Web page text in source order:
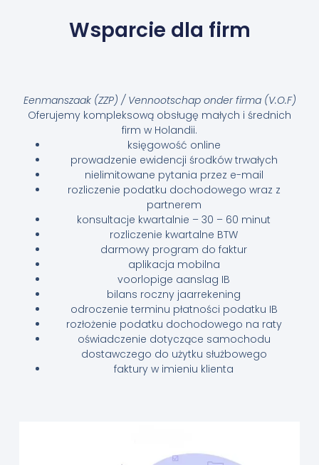
Wsparcie dla firm
Eenmanszaak (ZZP) / Vennootschap onder firma (V.O.F)
Oferujemy kompleksową obsługę małych i średnich
firm w Holandii.
księgowość online
prowadzenie ewidencji środków trwałych
nielimitowane pytania przez e-mail
rozliczenie podatku dochodowego wraz z
partnerem
konsultacje kwartalnie – 30 – 60 minut
rozliczenie kwartalne BTW
darmowy program do faktur
aplikacja mobilna
voorlopige aanslag IB
bilans roczny jaarrekening
odroczenie terminu płatności podatku IB
rozłożenie podatku dochodowego na raty
oświadczenie dotyczące samochodu
dostawczego do użytku służbowego
faktury w imieniu klienta